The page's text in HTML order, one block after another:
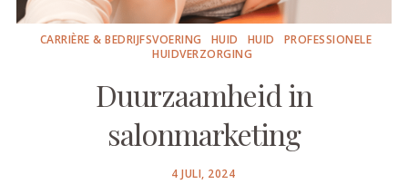
CARRIÈRE & BEDRIJFSVOERING HUID HUID
PROFESSIONELE
HUIDVERZORGING
Duurzaamheid in
salonmarketing
POSTED
4 JULI, 2024